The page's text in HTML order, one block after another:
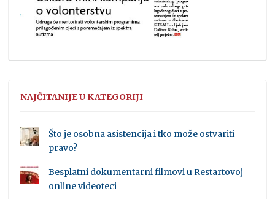
NAJČITANIJE U KATEGORIJI
Što je osobna asistencija i tko može ostvariti
pravo?
Besplatni dokumentarni filmovi u Restartovoj
online videoteci